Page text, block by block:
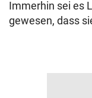
Immerhin sei es
gewesen, dass